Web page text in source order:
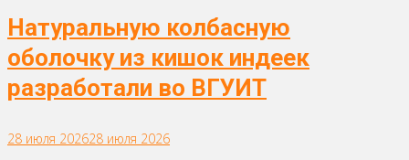
Натуральную колбасную
оболочку из кишок индеек
разработали во ВГУИТ
28 июля 202628 июля 2026